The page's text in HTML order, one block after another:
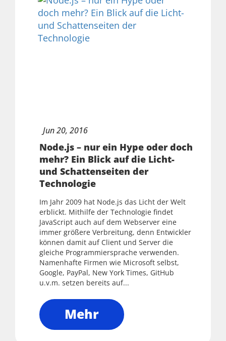
Jun20, 2016
Node.js – nur ein Hype oder doch
mehr? Ein Blick auf die Licht-
und Schattenseiten der
Technologie
Im Jahr 2009 hat Node.js das Licht der Welt
erblickt. Mithilfe der Technologie findet
JavaScript auch auf dem Webserver eine
immer größere Verbreitung, denn Entwickler
können damit auf Client und Server die
gleiche Programmiersprache verwenden.
Namenhafte Firmen wie Microsoft selbst,
Google, PayPal, New York Times, GitHub
u.v.m. setzen bereits auf...
Mehr